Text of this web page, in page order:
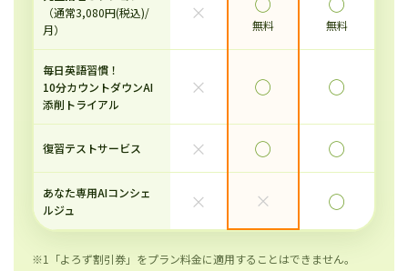
（通常3,080円(税込)/
月）
×
無料 無料
毎日英語習慣！
10分カウントダウンAI
添削トライアル
× ◯ ◯
復習テストサービス × ◯ ◯
あなた専用AIコンシェ
ルジュ
× × ◯
※1「よろず割引券」をプラン料金に適用することはできません。